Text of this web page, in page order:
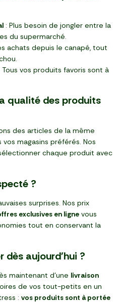
: Plus besoin de jongler entre la
du supermarché.
achats depuis le canapé, tout
Tous vos produits favoris sont à
qualité des produits
des articles de la même
magasins préférés. Nos
chaque produit avec
?
surprises. Nos prix
exclusives en ligne vous
tout en conservant la
dès aujourd'hui ?
maintenant d’une livraison
de vos tout-petits en un
: vos produits sont à portée